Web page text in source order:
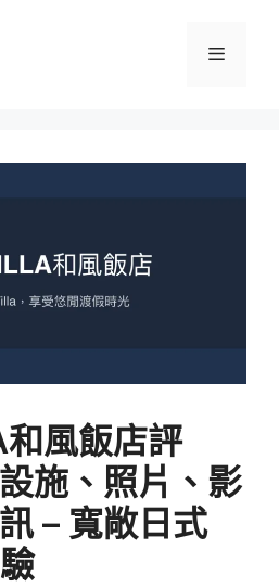
選
風飯店評
施、照片、影
– 寬敞日式